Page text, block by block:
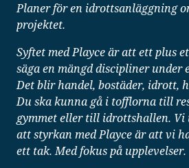
Planer för en idrottsanläggning
projektet.
Syftet med Playce är att ett plus
säga en mängd discipliner under
Det blir handel, bostäder, idrott,
Du ska kunna gå i tofflorna till
gymmet eller till idrottshallen. Vi
att styrkan med Playce är att vi
ett tak. Med fokus på upplevelser.